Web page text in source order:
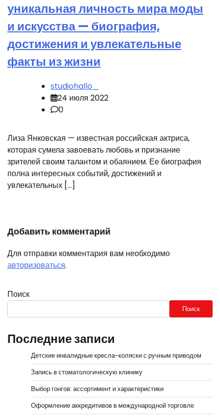
уникальная личность мира моды
и искусства — биография,
достижения и увлекательные
факты из жизни
studiohallo_
24 июля 2022
0
Лиза Янковская — известная российская актриса,
которая сумела завоевать любовь и признание
зрителей своим талантом и обаянием. Ее биография
полна интересных событий, достижений и
увлекательных […]
Добавить комментарий
Для отправки комментария вам необходимо
авторизоваться.
Поиск
Поиск
Последние записи
Детские инвалидные кресла-коляски с ручным приводом
Запись в стоматологическую клинику
Выбор гонгов: ассортимент и характеристики
Оформление аккредитивов в международной торговле